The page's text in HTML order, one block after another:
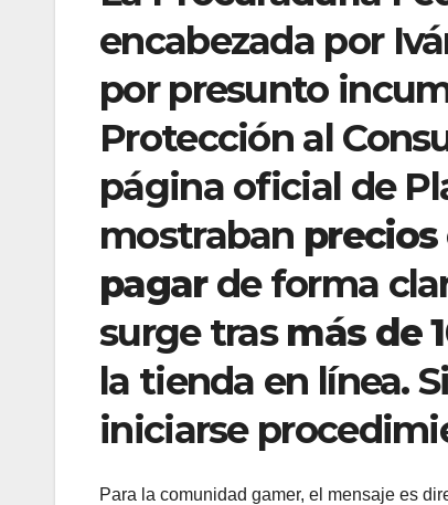
encabezada por
por presunto
Protección al
página oficial de
mostraban precios
pagarde forma
surge trasmás de
la tienda en línea.
iniciarse
Para la comunidad gamer, el mensaje es